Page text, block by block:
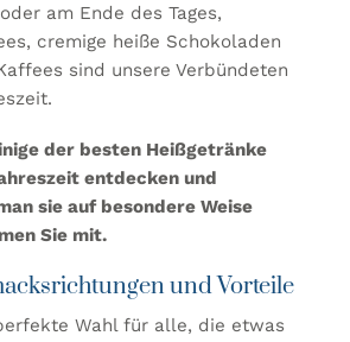
am Ende des Tages,
cremige heiße Schokoladen
sind unsere Verbündeten
der besten Heißgetränke
entdecken und
sie auf besondere Weise
Sie mit.
und Vorteile
Wahl für alle, die etwas